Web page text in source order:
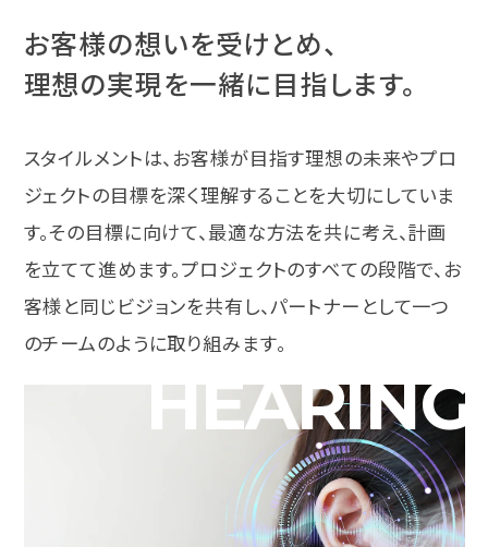
お客様の想いを受けとめ、
理想の実現を一緒に目指します。
スタイルメントは、お客様が目指す理想の未来やプロ
ジェクトの目標を深く理解することを大切にしていま
す。その目標に向けて、最適な方法を共に考え、計画
を立てて進めます。プロジェクトのすべての段階で、お
客様と同じビジョンを共有し、パートナーとして一つ
のチームのように取り組みます。
HEARING